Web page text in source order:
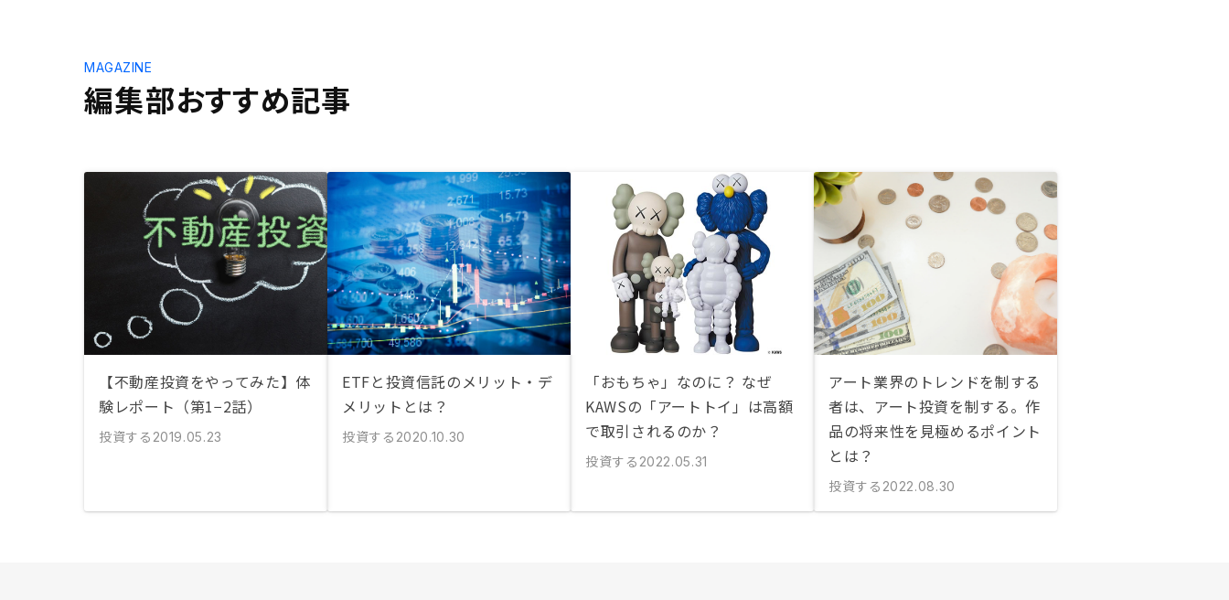
編集部おすすめ記事
MAGAZINE
【不動産投資をやってみた】体
験レポート（第1−2話）
投資する 2019.05.23
ETFと投資信託のメリット・デ
メリットとは？
投資する 2020.10.30
「おもちゃ」なのに？ なぜ
KAWSの「アートトイ」は高額
で取引されるのか？
投資する 2022.05.31
アート業界のトレンドを制する
者は、アート投資を制する。作
品の将来性を見極めるポイント
とは？
投資する 2022.08.30